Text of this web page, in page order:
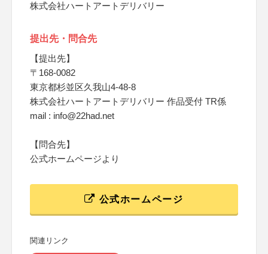
株式会社ハートアートデリバリー
提出先・問合先
【提出先】
〒168-0082
東京都杉並区久我山4-48-8
株式会社ハートアートデリバリー 作品受付 TR係
mail : info@22had.net
【問合先】
公式ホームページより
公式ホームページ
関連リンク